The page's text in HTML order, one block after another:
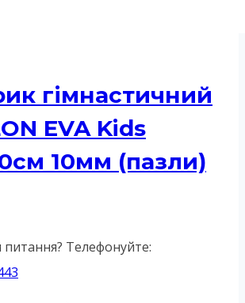
гімнастичний
EVA Kids
10мм (пазли)
Телефонуйте: